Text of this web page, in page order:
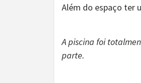
Além do espaço ter
A piscina foi
parte.